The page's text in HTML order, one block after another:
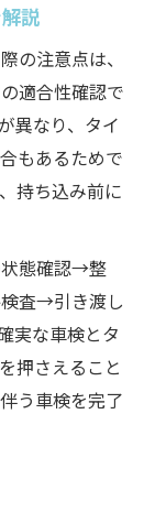
説
の注意点は、
適合性確認で
異なり、タイ
もあるためで
持ち込み前に
態確認→整
査→引き渡し
実な車検とタ
押さえること
う車検を完了